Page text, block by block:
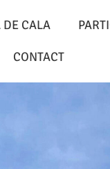
DE CALA
CONTACT